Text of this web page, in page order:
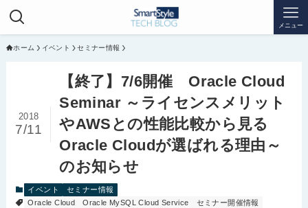
メニュー
ホーム イベント セミナー情報
【終了】7/6開催 Oracle Cloud
Seminar ～ライセンスメリット
やAWSとの性能比較から見る
Oracle Cloudが選ばれる理由～
のお知らせ
2018
7/11
イベント
セミナー情報
Oracle Cloud
Oracle MySQL Cloud Service セミナー開催情報